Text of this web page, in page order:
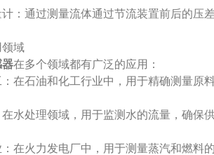
通过测量流体通过节流装置前后的压
域
器在多个领域都有广泛的应用：
石油和化工行业中，用于精确测量原
处理领域，用于监测水的流量，确保
火力发电厂中，用于测量蒸汽和燃料